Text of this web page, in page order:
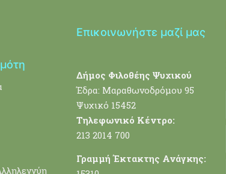
Επικοινωνήστε μαζί μας
Δήμος Φιλοθέης Ψυχικού
Έδρα: Μαραθωνοδρόμου 95
Ψυχικό 15452
Τηλεφωνικό Κέντρο:
213 2014 700
Γραμμή Έκτακτης Ανάγκης: